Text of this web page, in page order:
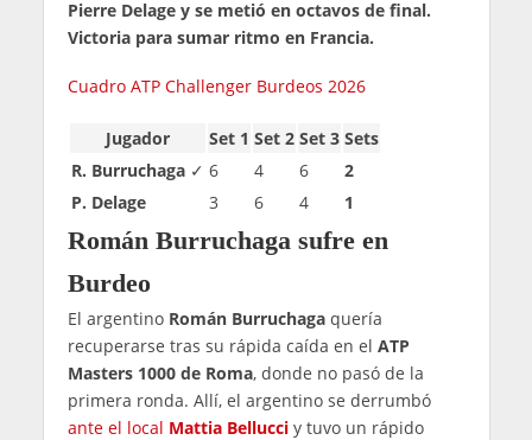
Pierre Delage y se metió en octavos de final.
Victoria para sumar ritmo en Francia.
Cuadro ATP Challenger Burdeos 2026
Jugador Set 1 Set 2 Set 3 Sets
R. Burruchaga✓ 6 4 6
2
P. Delage
3 6 4 1
Román Burruchaga sufre en
Burdeo
El argentino Román Burruchagaquería
recuperarse tras su rápida caída en el ATP
Masters 1000 de Roma, donde no pasó de la
primera ronda. Allí, el argentino se derrumbó
ante el local Mattia Bellucciy tuvo un rápido